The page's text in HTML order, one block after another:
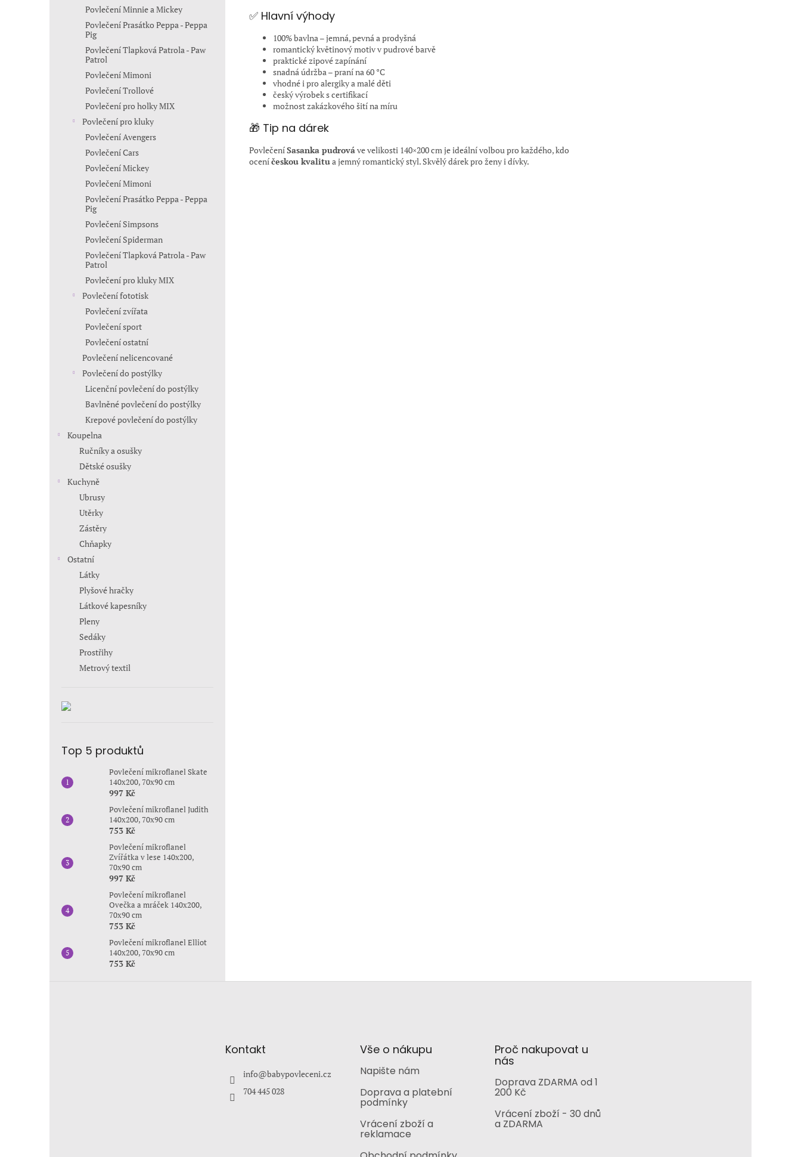
Povlečení Minnie a Mickey
Povlečení Prasátko Peppa - Peppa
Pig
Povlečení Tlapková Patrola - Paw
Patrol
Povlečení Mimoni
Povlečení Trollové
Povlečení pro holky MIX
Povlečení pro kluky
Povlečení Avengers
Povlečení Cars
Povlečení Mickey
Povlečení Mimoni
Povlečení Prasátko Peppa - Peppa
Pig
Povlečení Simpsons
Povlečení Spiderman
Povlečení Tlapková Patrola - Paw
Patrol
Povlečení pro kluky MIX
Povlečení fototisk
Povlečení zvířata
Povlečení sport
Povlečení ostatní
Povlečení nelicencované
Povlečení do postýlky
Licenční povlečení do postýlky
Bavlněné povlečení do postýlky
Krepové povlečení do postýlky
Koupelna
Ručníky a osušky
Dětské osušky
Kuchyně
Ubrusy
Utěrky
Zástěry
Chňapky
Ostatní
Látky
Plyšové hračky
Látkové kapesníky
Pleny
Sedáky
Prostřihy
Metrový textil
Top 5 produktů
Povlečení mikroflanel Skate
140x200, 70x90 cm
997 Kč
Povlečení mikroflanel Judith
140x200, 70x90 cm
753 Kč
Povlečení mikroflanel
Zvířátka v lese 140x200,
70x90 cm
997 Kč
Povlečení mikroflanel
Ovečka a mráček 140x200,
70x90 cm
753 Kč
Povlečení mikroflanel Elliot
140x200, 70x90 cm
753 Kč
✅ Hlavní výhody
100% bavlna – jemná, pevná a prodyšná
romantický květinový motiv v pudrové barvě
praktické zipové zapínání
snadná údržba – praní na 60 °C
vhodné i pro alergiky a malé děti
český výrobek s certifikací
možnost zakázkového šití na míru
🎁 Tip na dárek
PovlečeníSasanka pudrováve velikosti 140×200 cm je ideální volbou pro každého, kdo
oceníčeskou kvalitua jemný romantický styl. Skvělý dárek pro ženy i dívky.
Kontakt
info@babypovleceni.cz
704 445 028
Vše o nákupu
Napište nám
Doprava a platební
podmínky
Vrácení zboží a
reklamace
Proč nakupovat u
nás
Doprava ZDARMA od 1
200 Kč
Vrácení zboží - 30 dnů
a ZDARMA